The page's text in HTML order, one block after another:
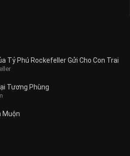
Tỷ Phú Rockefeller Gửi Cho Con Trai
Tương Phùng
Muộn